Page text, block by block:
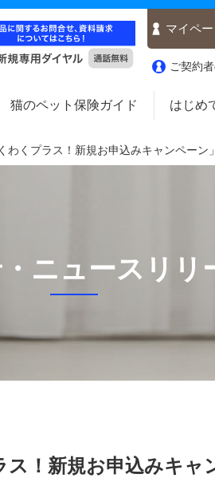
マイペー
ご契約
猫のペット保険ガイド はじめ
わくプラス！新規お申込みキャンペーン
ニュースリリ
！新規お申込みキャ